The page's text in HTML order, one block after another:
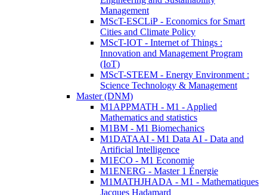
Management
MScT-ESCLiP - Economics for Smart
Cities and Climate Policy
MScT-IOT - Internet of Things :
Innovation and Management Program
(IoT)
MScT-STEEM - Energy Environment :
Science Technology & Management
Master (DNM)
M1APPMATH - M1 - Applied
Mathematics and statistics
M1BM - M1 Biomechanics
M1DATAAI - M1 Data AI - Data and
Artificial Intelligence
M1ECO - M1 Economie
M1ENERG - Master 1 Énergie
M1MATHJHADA - M1 - Mathematiques
Jacques Hadamard